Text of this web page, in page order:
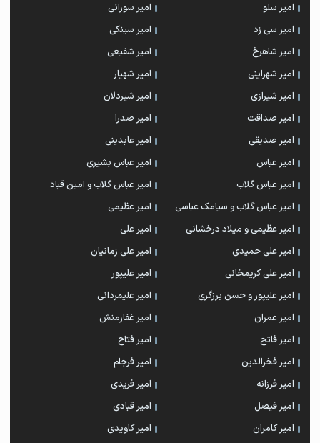
امیر سلو
امیر سورانی
امیر سی زد
امیر سینکی
امیر شاهرخ
امیر شفیعی
امیر شهراینی
امیر شهیار
امیر شیرازی
امیر شیردلان
امیر صداقت
امیر صدرا
امیر صدیقی
امیر عابدینی
امیر عباس
امیر عباس بشیری
امیر عباس گلاب
امیر عباس گلاب و امین قباد
امیر عباس گلاب و سیامک عباسی
امیر عظیمی
امیر عظیمی و میلاد درخشانی
امیر علی
امیر علی حمیدی
امیر علی زمانیان
امیر علی کریمخانی
امیر علیپور
امیر علیپور و حسن برزگری
امیر علیمردانی
امیر عمران
امیر غفارمنش
امیر فاتح
امیر فتاح
امیر فخرالدین
امیر فرجام
امیر فرزانه
امیر فریدی
امیر فیصل
امیر قبادی
امیر کامران
امیر کاویدی